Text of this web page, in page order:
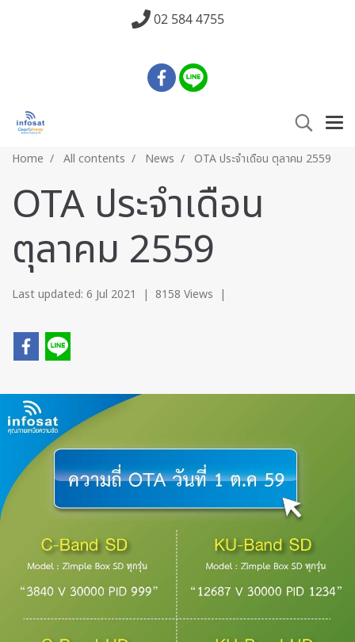
02 584 4755
Home All contents News OTA ประจำเดือน ตุลาคม 2559
OTA ประจำเดือน
ตุลาคม 2559
Last updated: 6 Jul 2021 | 8158 Views |